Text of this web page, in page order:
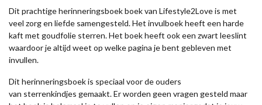
Dit prachtige herinneringsboek boek van Lifestyle2Love is met
veel zorg en liefde samengesteld. Het invulboek heeft een harde
kaft met goudfolie sterren. Het boek heeft ook een zwart leeslint
waardoor je altijd weet op welke pagina je bent gebleven met
invullen.
Dit herinneringsboek is speciaal voor de ouders
van sterrenkindjes gemaakt. Er worden geen vragen gesteld maar